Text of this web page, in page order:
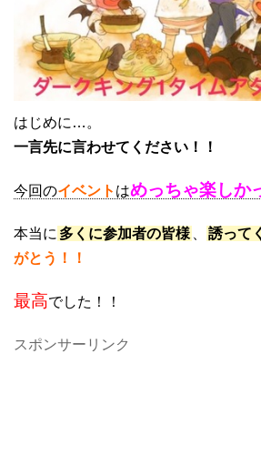
はじめに…。
一言先に言わせてください！！
今回のイベント はめっちゃ楽しか
本当に 多くに参加者の皆様 誘って
がとう！！
最高でした！！
スポンサーリンク